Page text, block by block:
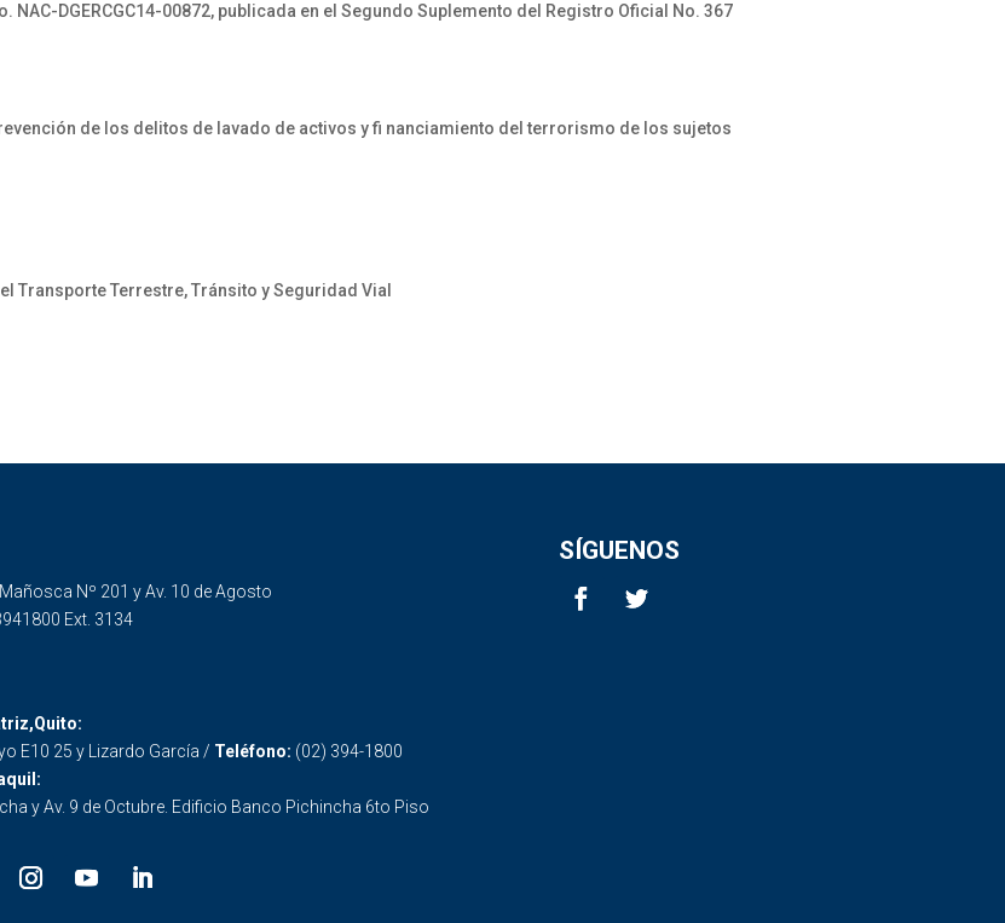
NAC-DGERCGC14-00872, publicada en el Segundo Suplemento del Registro Oficial No. 367
de los delitos de lavado de activos y fi nanciamiento del terrorismo de los sujetos
Transporte Terrestre, Tránsito y Seguridad Vial
Mañosca Nº 201 y Av. 10 de Agosto
Ext. 3134
SÍGUENOS
E10 25 y Lizardo García / Teléfono: (02) 394-1800
y Av. 9 de Octubre. Edificio Banco Pichincha 6to Piso